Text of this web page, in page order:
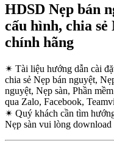
HDSD Nẹp bán
cấu hình, chia sẻ
chính hãng
✴ Tài liệu hướng dẫn cài
chia sẻ Nẹp bán nguyệt,
nguyệt, Nẹp sàn, Phần
qua Zalo, Facebook,
✴ Quý khách cần tìm
Nẹp sàn vui lòng download